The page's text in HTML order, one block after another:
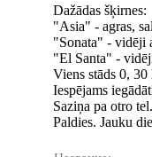
Dažādas šķirnes:
"Asia" - agras,
"Sonata" - vidēji
"El Santa" -
Viens stāds 0,
Iespējams
Saziņa pa otro
Paldies. Jauku